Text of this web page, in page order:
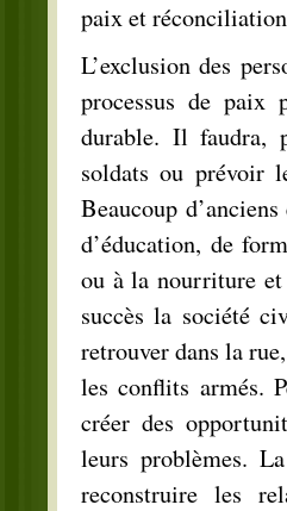
paix et
L’exclusion des
processus de paix
durable. Il faudra,
soldats ou prévoir
Beaucoup
d’éducation, de
ou à la nourriture
succès la société
retrouver dans la
les conflits armés.
créer des
leurs problèmes.
reconstruire les